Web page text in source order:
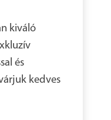
kiváló
és
kedves